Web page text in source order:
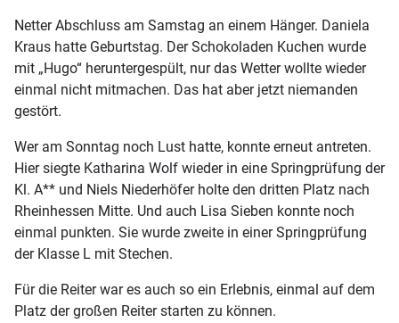
Netter Abschluss am Samstag an einem Hänger. Daniela
Kraus hatte Geburtstag. Der Schokoladen Kuchen wurde
mit „Hugo“ heruntergespült, nur das Wetter wollte wieder
einmal nicht mitmachen. Das hat aber jetzt niemanden
gestört.
Wer am Sonntag noch Lust hatte, konnte erneut antreten.
Hier siegte Katharina Wolf wieder in eine Springprüfung der
Kl. A** und Niels Niederhöfer holte den dritten Platz nach
Rheinhessen Mitte. Und auch Lisa Sieben konnte noch
einmal punkten. Sie wurde zweite in einer Springprüfung
der Klasse L mit Stechen.
Für die Reiter war es auch so ein Erlebnis, einmal auf dem
Platz der großen Reiter starten zu können.